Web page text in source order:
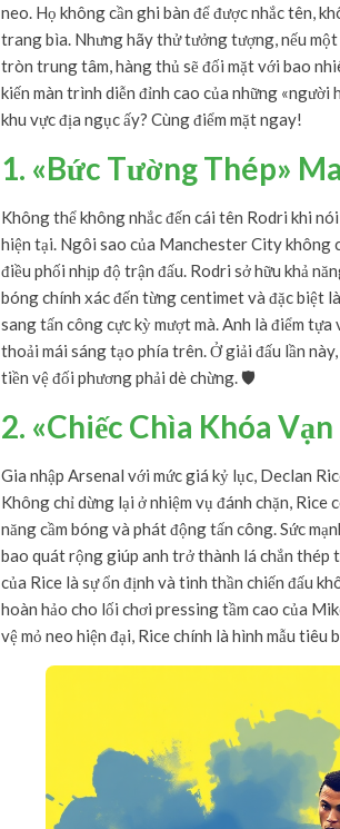
neo. Họ không cần ghi bàn để được nhắc tên,
trang bìa. Nhưng hãy thử tưởng tượng, nếu
tròn trung tâm, hàng thủ sẽ đối mặt với bao
kiến màn trình diễn đỉnh cao của những
khu vực địa ngục ấy? Cùng điểm mặt ngay!
1. «Bức Tường Thép»
Không thể không nhắc đến cái tên Rodri khi
hiện tại. Ngôi sao của Manchester City không
điều phối nhịp độ trận đấu. Rodri sở hữu khả
bóng chính xác đến từng centimet và đặc biệt
sang tấn công cực kỳ mượt mà. Anh là điểm
thoải mái sáng tạo phía trên. Ở giải đấu lần
tiền vệ đối phương phải dè chừng. 🛡️
2. «Chiếc Chìa Khóa
Gia nhập Arsenal với mức giá kỷ lục, Declan
Không chỉ dừng lại ở nhiệm vụ đánh chặn,
năng cầm bóng và phát động tấn công. Sức
bao quát rộng giúp anh trở thành lá chắn thép
của Rice là sự ổn định và tinh thần chiến đấu
hoàn hảo cho lối chơi pressing tầm cao của
vệ mỏ neo hiện đại, Rice chính là hình mẫu tiêu